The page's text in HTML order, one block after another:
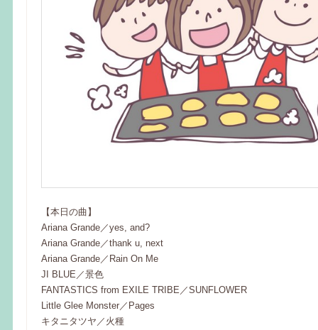
【本日の曲】
Ariana Grande／yes, and?
Ariana Grande／thank u, next
Ariana Grande／Rain On Me
JI BLUE／景色
FANTASTICS from EXILE TRIBE／SUNFLOWER
Little Glee Monster／Pages
キタニタツヤ／火種